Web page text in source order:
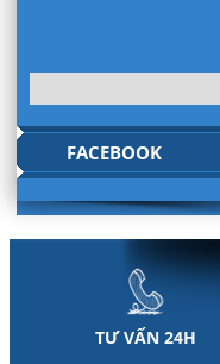
FACEBOOK
TƯ VẤN 24H